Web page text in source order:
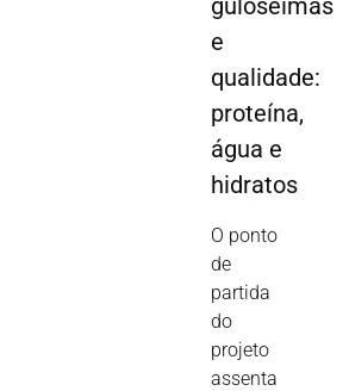
guloseimas
e
qualidade:
proteína,
água e
hidratos
O ponto
de
partida
do
projeto
assenta